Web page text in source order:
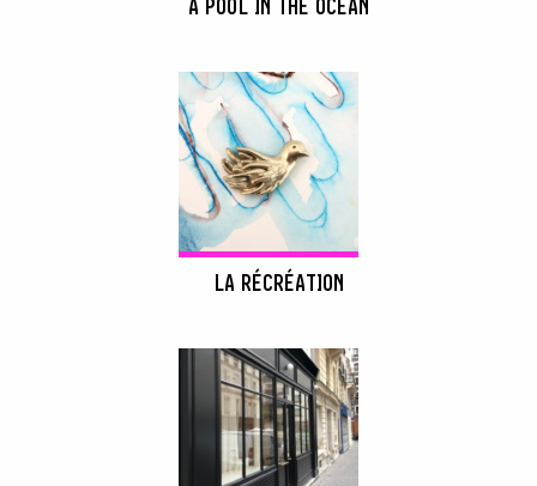
A POOL IN THE OCEAN
LA RÉCRÉATION